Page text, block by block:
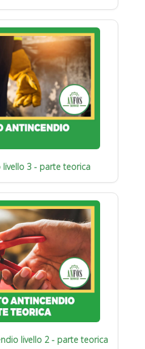
3 - parte teorica
livello 2 - parte teorica